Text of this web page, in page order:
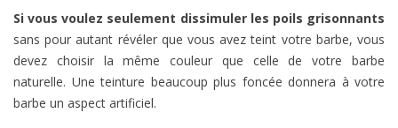
Si vous voulez seulement dissimuler les poils grisonnants
sans pour autant révéler que vous avez teint votre barbe, vous
devez choisir la même couleur que celle de votre barbe
naturelle. Une teinture beaucoup plus foncée donnera à votre
barbe un aspect artificiel.